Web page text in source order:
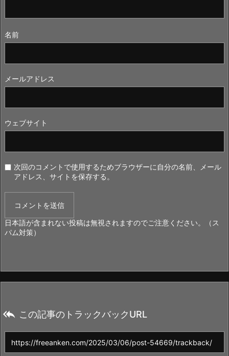
名前
メールアドレス
ウェブサイト
次回のコメントで使用するためブラウザーに自分の名前、メール
アドレス、サイトを保存する。
日本語が含まれない投稿は無視されますのでご注意ください。（ス
パム対策）
 この記事のトラックバックURL